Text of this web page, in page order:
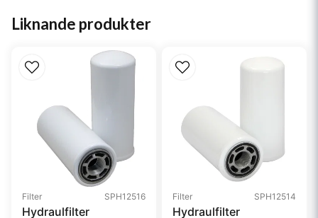
Liknande produkter
Filter SPH12516
Hydraulfilter
Filter SPH12514
Hydraulfilter